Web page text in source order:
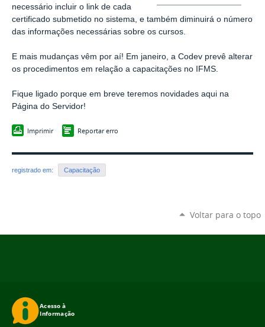
necessário incluir o link de cada
certificado submetido no sistema, e também diminuirá o número
das informações necessárias sobre os cursos.
E mais mudanças vêm por aí! Em janeiro, a Codev prevê alterar
os procedimentos em relação a capacitações no IFMS.
Fique ligado porque em breve teremos novidades aqui na
Página do Servidor!
Imprimir Reportar erro
registrado em: Capacitação
Voltar para o topo